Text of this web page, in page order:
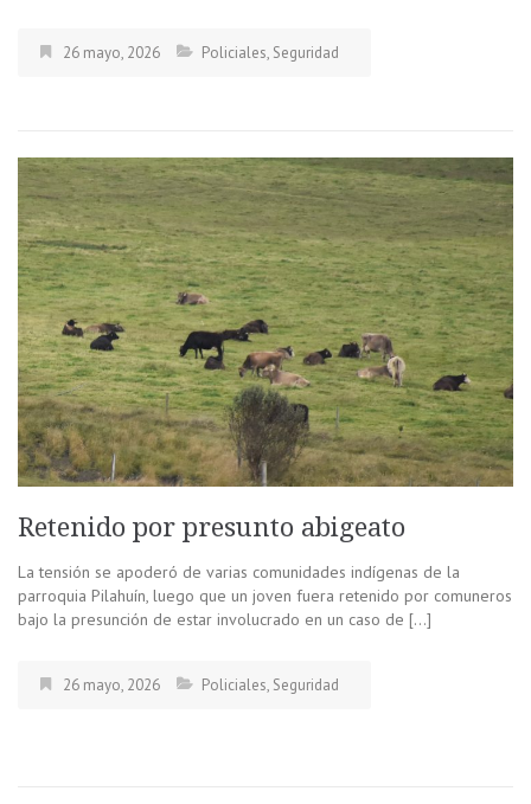
26 mayo, 2026 Policiales, Seguridad
Retenido por presunto abigeato
La tensión se apoderó de varias comunidades indígenas de la
parroquia Pilahuín, luego que un joven fuera retenido por comuneros
bajo la presunción de estar involucrado en un caso de […]
26 mayo, 2026 Policiales, Seguridad